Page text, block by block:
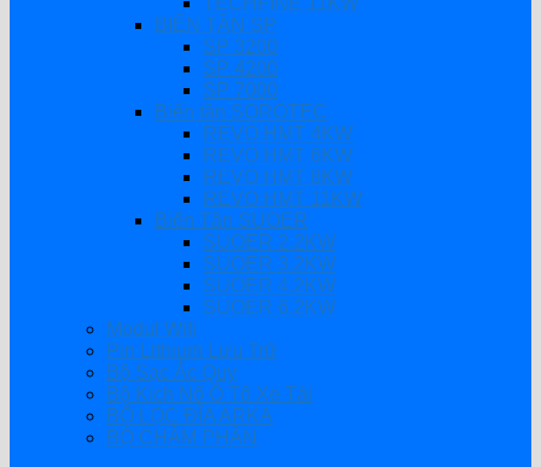
BIẾN TẦN SP
SP 3200
SP 4200
SP 7000
Biến tần SOROTEC
REVO HMT 4KW
REVO HMT 6KW
REVO HMT 8KW
REVO HMT 11KW
Biến Tần SUOER
SUOER 2.2KW
SUOER 3.2KW
SUOER 4.2KW
SUOER 6.2KW
Modul Wifi
Pin Lithium Lưu Trữ
Bộ Sạc Ắc Quy
Bộ Kích Nổ Ô Tô Xe Tải
BỘ LỌC ĐĨA ARKA
BỘ CHÂM PHÂN